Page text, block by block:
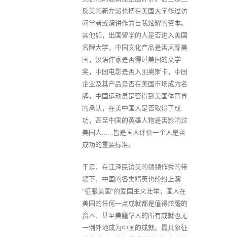
反美的新左派也把在美国大学作过访
问学者或演讲作为自我炫耀的资本。
其他如，出国留学的人是否进入美国
名牌大学，中国文化产品是否风靡美
国，汉语作家是否得过美国的文学
奖，中国电影是否入围奥斯卡，中国
企业及其产品是否在美国市场成为名
牌，中国运动员是否得到美国体育界
的承认，在美中国人是否取得了成
功，甚至中国的英雄人物是否影响过
美国人……皆是国人评价一个人是否
成功的重要标准。
于是，在江泽民访美的频频作秀的带
领下，中国的各类精英也纷纷上演
“征服美国”的爱国主义壮举，国人在
美国的任何一点成就都是值得炫耀的
资本，甚至美籍华人的所有成就也无
一例外地成为中国的成就。最具象征